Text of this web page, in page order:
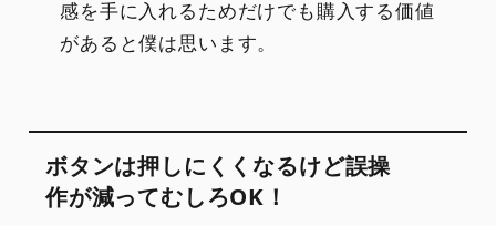
感を手に入れるためだけでも購入する価値
があると僕は思います。
ボタンは押しにくくなるけど誤操
作が減ってむしろOK！